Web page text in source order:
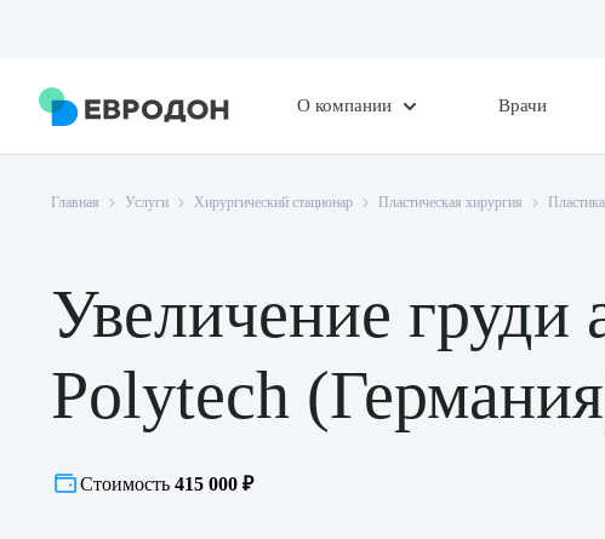
О компании Врачи
Главная Услуги Хирургический стационар Пластическая хирургия
Увеличение
Polytech
Стоимость 415 000 ₽